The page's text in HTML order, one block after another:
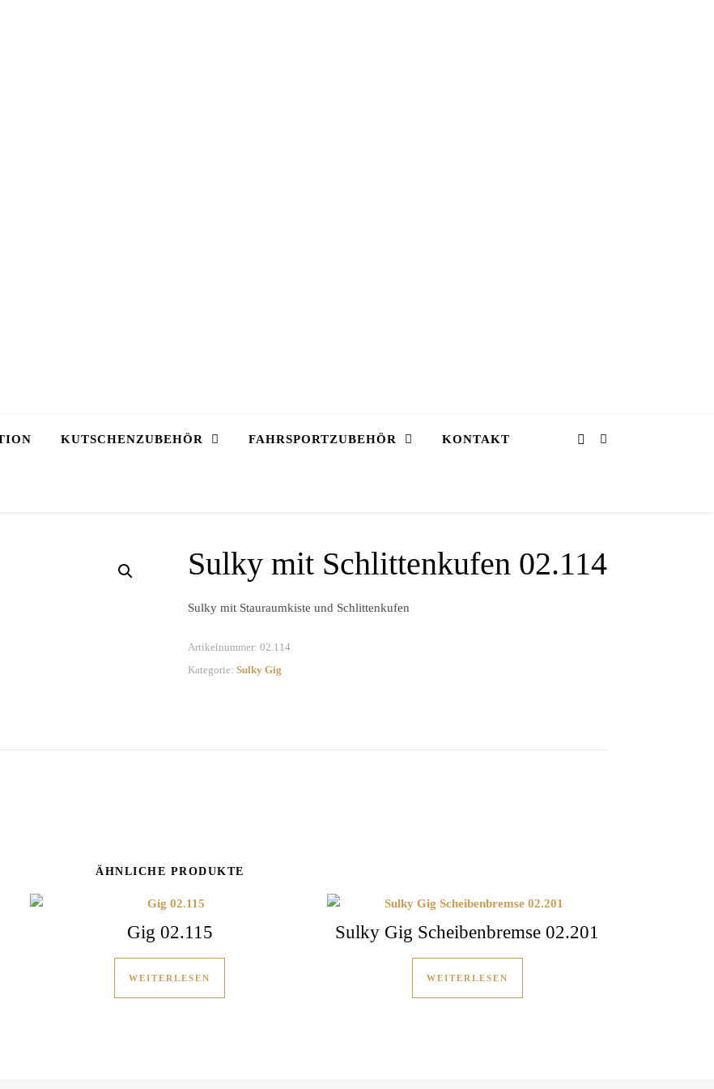
KUTSCHENZUBEHÖR FAHRSPORTZUBEHÖR KONTAKT
Sulky mit Schlittenkufen 02.114
Sulky mit Stauraumkiste und Schlittenkufen
Artikelnummer: 02.114
Kategorie: Sulky Gig
ÄHNLICHE PRODUKTE
Gig 02.115
WEITERLESEN
Sulky Gig Scheibenbremse 02.201
WEITERLESEN